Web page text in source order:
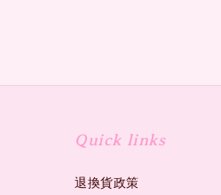
Quick links
退換貨政策